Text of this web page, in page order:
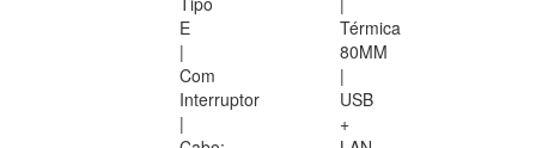
E
|
Com
Interruptor
|
Térmica
80MM
|
USB
+